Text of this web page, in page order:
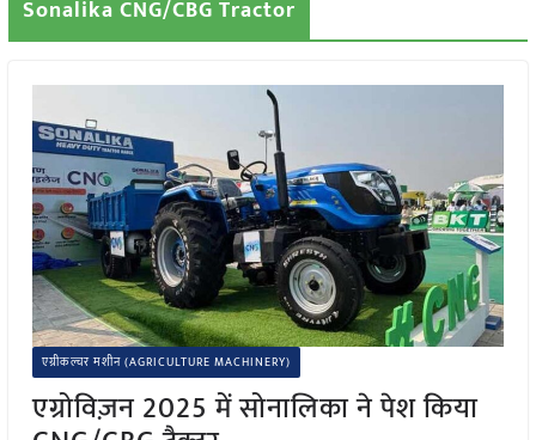
Sonalika CNG/CBG Tractor
एग्रीकल्चर मशीन (AGRICULTURE MACHINERY)
एग्रोविज़न 2025 में सोनालिका ने पेश किया